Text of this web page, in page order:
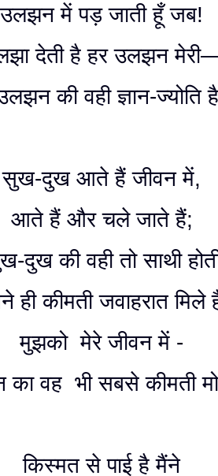
उलझन में पड़ जाती हूँ जब!
देती है हर उलझन
की वही ज्ञान-ज्योति
सुख-दुख आते हैं जीवन में,
आते हैं और चले जाते हैं;
दुख की वही तो साथी
ही कीमती जवाहरात
मुझको मेरे जीवन में -
का वह भी सबसे कीमती
किस्मत से पाई है मैंने